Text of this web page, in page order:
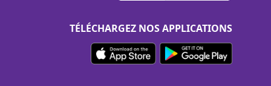
TÉLÉCHARGEZ NOS APPLICATIONS